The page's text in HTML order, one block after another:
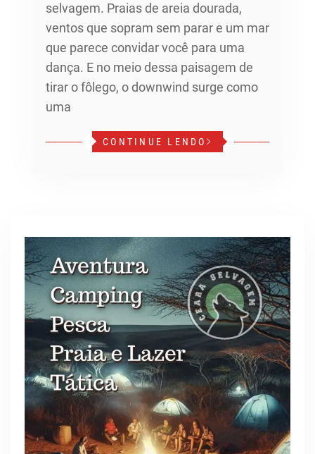
selvagem. Praias de areia dourada,
ventos que sopram sem parar e um mar
que parece convidar você para uma
dança. E no meio dessa paisagem de
tirar o fôlego, o downwind surge como
uma
CONTINUE LENDO